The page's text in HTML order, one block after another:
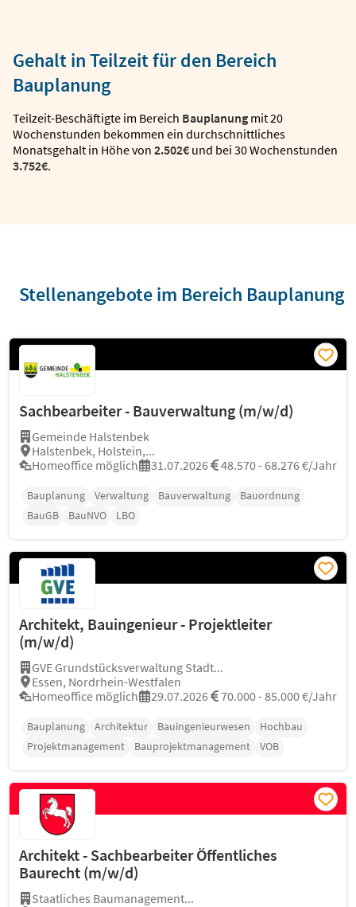
Gehalt in Teilzeit für den Bereich
Bauplanung
Teilzeit-Beschäftigte im Bereich Bauplanung mit 20
Wochenstunden bekommen ein durchschnittliches
Monatsgehalt in Höhe von 2.502€ und bei 30 Wochenstunden
3.752€.
Stellenangebote im Bereich Bauplanung
Sachbearbeiter - Bauverwaltung (m/w/d)
Gemeinde Halstenbek
Halstenbek, Holstein,...
Homeoffice möglich
31.07.2026 48.570 - 68.276 €/Jahr
Bauplanung Verwaltung Bauverwaltung
Bauordnung
BauGB
BauNVO LBO
Architekt, Bauingenieur - Projektleiter
(m/w/d)
GVE Grundstücksverwaltung Stadt...
Essen, Nordrhein-Westfalen
Homeoffice möglich
29.07.2026 70.000 - 85.000 €/Jahr
Bauplanung Architektur Bauingenieurwesen
Hochbau
Projektmanagement
Bauprojektmanagement VOB
Architekt - Sachbearbeiter Öffentliches
Baurecht (m/w/d)
Staatliches Baumanagement...